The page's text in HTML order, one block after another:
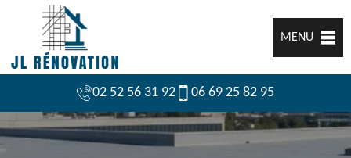
MENU
02 52 56 31 92 06 69 25 82 95